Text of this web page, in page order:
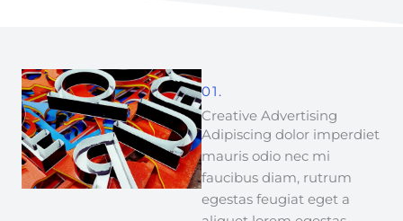
01.
Creative Advertising
Adipiscing dolor imperdiet
mauris odio nec mi
faucibus diam, rutrum
egestas feugiat eget a